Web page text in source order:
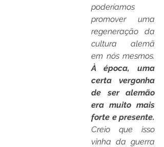
poderíamos
promover uma
regeneração da
cultura alemã
À época, uma
certa vergonha
de ser alemão
era muito mais
Creio que isso
vinha da guerra